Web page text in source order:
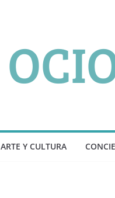
ARTE Y CULTURA